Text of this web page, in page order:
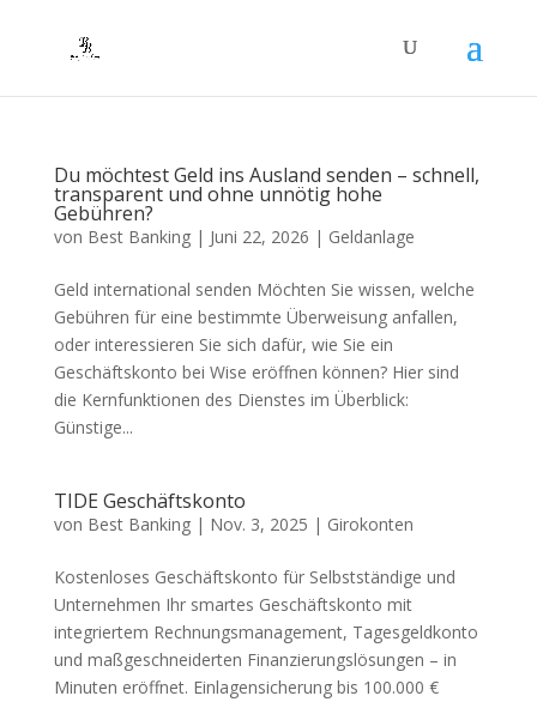
Du möchtest Geld ins Ausland senden – schnell,
transparent und ohne unnötig hohe
Gebühren?
von Best Banking| Juni 22, 2026 | Geldanlage
Geld international senden Möchten Sie wissen, welche
Gebühren für eine bestimmte Überweisung anfallen,
oder interessieren Sie sich dafür, wie Sie ein
Geschäftskonto bei Wise eröffnen können? Hier sind
die Kernfunktionen des Dienstes im Überblick:
Günstige...
TIDE Geschäftskonto
von Best Banking| Nov. 3, 2025 | Girokonten
Kostenloses Geschäftskonto für Selbstständige und
Unternehmen Ihr smartes Geschäftskonto mit
integriertem Rechnungsmanagement, Tagesgeldkonto
und maßgeschneiderten Finanzierungslösungen – in
Minuten eröffnet. Einlagensicherung bis 100.000 €